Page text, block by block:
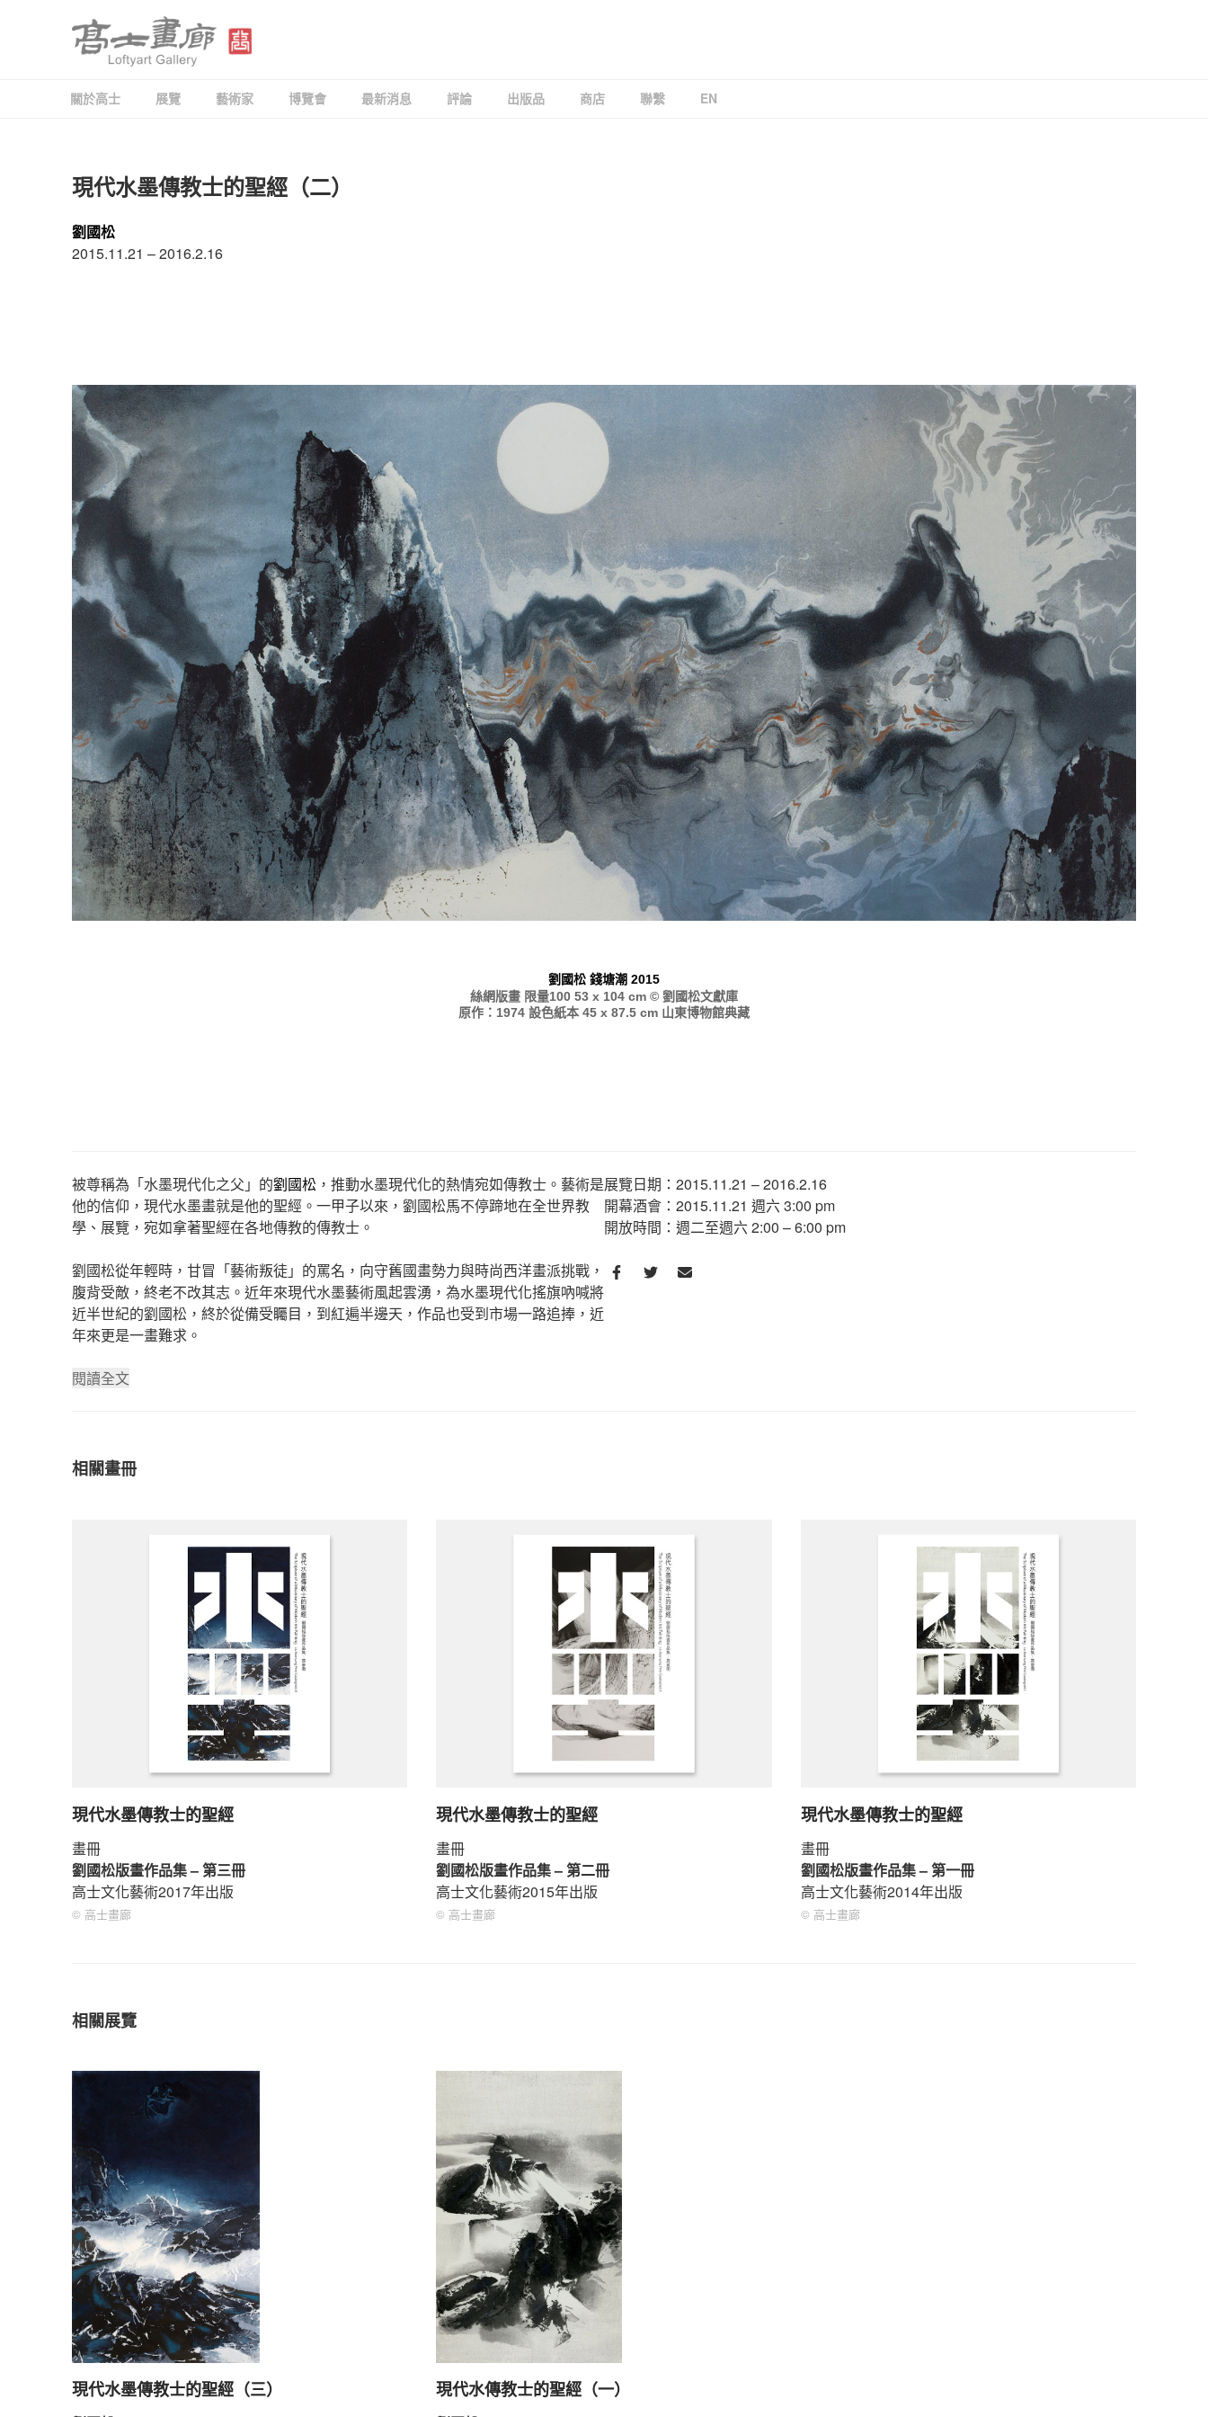
高士畫廊 LOFTYART GALLERY
關於高士 展覽 藝術家 博覽會 最新消息 評論 出版品 商店 聯繫 EN
發
佈
現代水墨傳教士的聖經（二）
劉國松
2015.11.21 – 2016.2.16
劉國松 錢塘潮 2015
絲網版畫 限量100 53 x 104 cm © 劉國松文獻庫
原作：1974 設色紙本 45 x 87.5 cm 山東博物館典藏
被尊稱為「水墨現代化之父」的劉國松 ，推動水墨現代化的熱情宛如傳教士。藝術是
他的信仰，現代水墨畫就是他的聖經。一甲子以來，劉國松馬不停蹄地在全世界教
學、展覽，宛如拿著聖經在各地傳教的傳教士。
劉國松從年輕時，甘冒「藝術叛徒」的罵名，向守舊國畫勢力與時尚西洋畫派挑戰，
腹背受敵，終老不改其志。近年來現代水墨藝術風起雲湧，為水墨現代化搖旗吶喊將
近半世紀的劉國松，終於從備受矚目，到紅遍半邊天，作品也受到市場一路追捧，近
年來更是一畫難求。
閱讀全文
展覽日期：2015.11.21 – 2016.2.16
開幕酒會：2015.11.21 週六 3:00 pm
開放時間：週二至週六 2:00 – 6:00 pm
相關畫冊
現代水墨傳教士的聖經
畫冊
劉國松版畫作品集 – 第三冊
高士文化藝術2017年出版
© 高士畫廊
現代水墨傳教士的聖經
畫冊
劉國松版畫作品集 – 第二冊
高士文化藝術2015年出版
© 高士畫廊
現代水墨傳教士的聖經
畫冊
劉國松版畫作品集 – 第一冊
高士文化藝術2014年出版
© 高士畫廊
相關展覽
現代水墨傳教士的聖經（三） 現代水傳教士的聖經（一）